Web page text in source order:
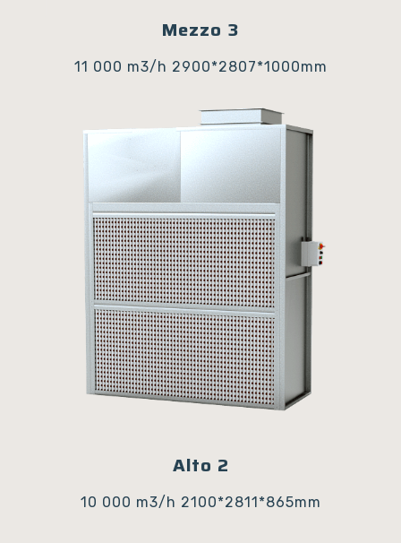
Mezzo 3
11 000 m3/h 2900*2807*1000mm
Alto 2
10 000 m3/h 2100*2811*865mm